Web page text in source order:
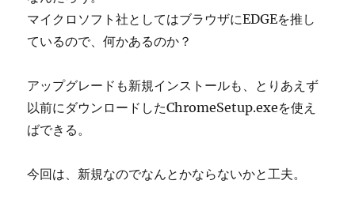
マイクロソフト社としてはブラウザにEDGEを推し
ているので、何かあるのか？
アップグレードも新規インストールも、とりあえず
以前にダウンロードしたChromeSetup.exeを使え
ばできる。
今回は、新規なのでなんとかならないかと工夫。